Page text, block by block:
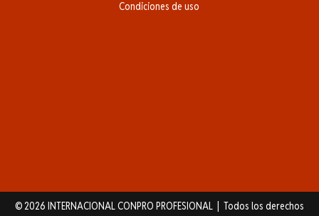
Condiciones de uso
© 2026 INTERNACIONAL CONPRO PROFESIONAL | Todos los derechos